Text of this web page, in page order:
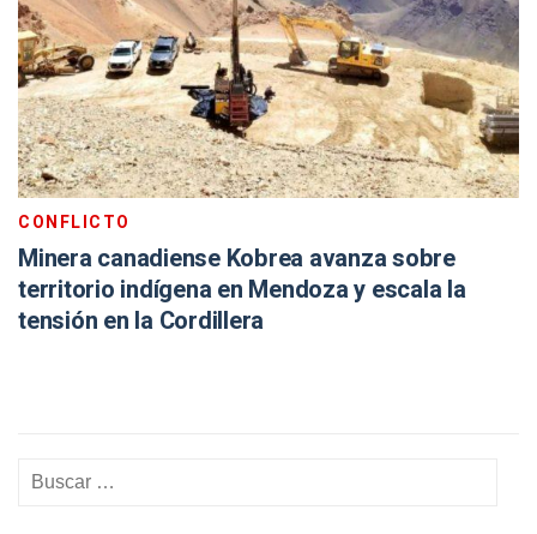
CONFLICTO
Minera canadiense Kobrea avanza sobre
territorio indígena en Mendoza y escala la
tensión en la Cordillera